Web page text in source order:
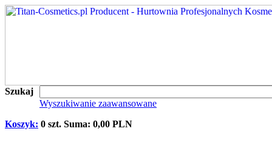
Szukaj
Wyszukiwanie zaawansowane
Koszyk: 0 szt. Suma: 0,00 PLN